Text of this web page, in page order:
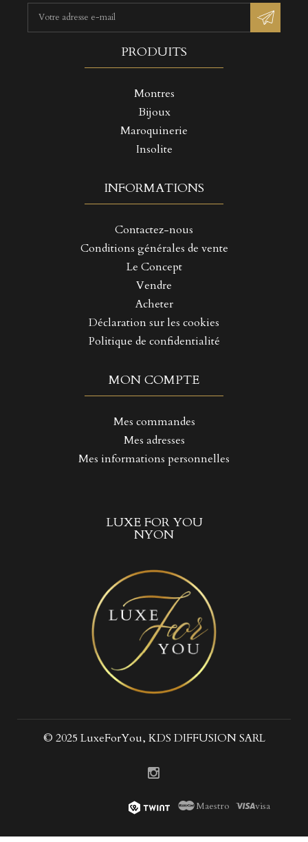
PRODUITS
Montres
Bijoux
Maroquinerie
Insolite
INFORMATIONS
Contactez-nous
Conditions générales de vente
Le Concept
Vendre
Acheter
Déclaration sur les cookies
Politique de confidentialité
MON COMPTE
Mes commandes
Mes adresses
Mes informations personnelles
LUXE FOR YOU
NYON
© 2025 LuxeForYou, KDS DIFFUSION SARL
Maestro visa